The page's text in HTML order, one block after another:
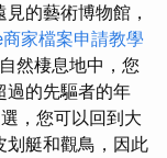
的藝術博物館，
家檔案申請教學
然棲息地中，您
過的先驅者的年
，您可以回到大
划艇和觀鳥，因此